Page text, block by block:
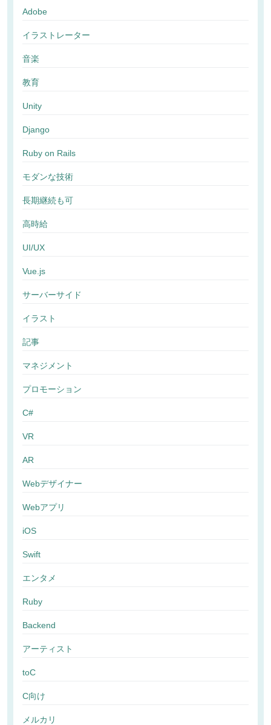
Adobe
イラストレーター
音楽
教育
Unity
Django
Ruby on Rails
モダンな技術
長期継続も可
高時給
UI/UX
Vue.js
サーバーサイド
イラスト
記事
マネジメント
プロモーション
C#
VR
AR
Webデザイナー
Webアプリ
iOS
Swift
エンタメ
Ruby
Backend
アーティスト
toC
C向け
メルカリ